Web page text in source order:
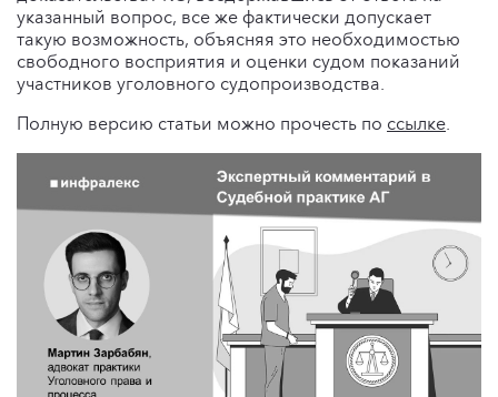
указанный вопрос, все же фактически допускает
такую возможность, объясняя это необходимостью
свободного восприятия и оценки судом показаний
участников уголовного судопроизводства.
Полную версию статьи можно прочесть по ссылке.